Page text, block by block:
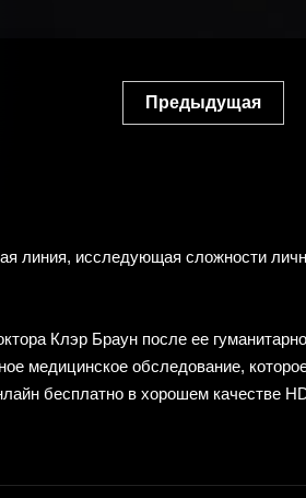
Предыдущая
линия, исследующая сложности
Клэр Браун после ее
медицинское обследование,
бесплатно в хорошем качестве